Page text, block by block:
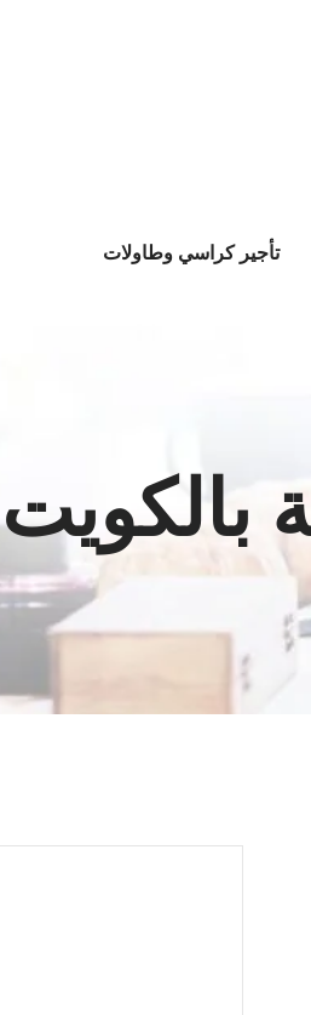
تأجير كراسي وطاولات
بالكويت